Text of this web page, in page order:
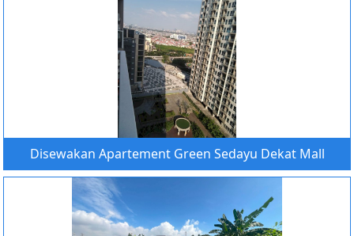
Disewakan Apartement Green Sedayu Dekat Mall